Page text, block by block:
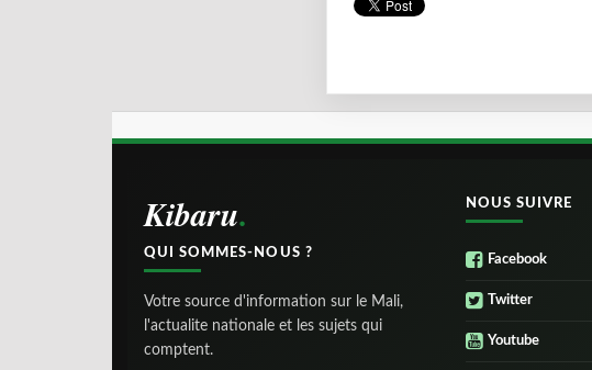
Kibaru
QUI SOMMES-NOUS ?
Votre source d'information sur le Mali,
l'actualite nationale et les sujets qui
comptent.
NOUS SUIVRE
Facebook
Twitter
Youtube